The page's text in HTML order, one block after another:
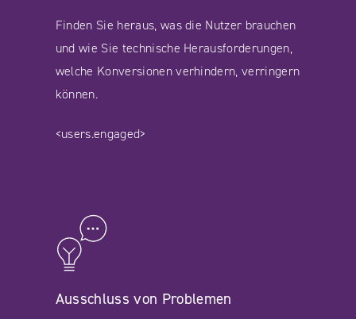
Finden Sie heraus, was die Nutzer brauchen
und wie Sie technische Herausforderungen,
welche Konversionen verhindern, verringern
können.
<users.engaged>
Ausschluss von Problemen